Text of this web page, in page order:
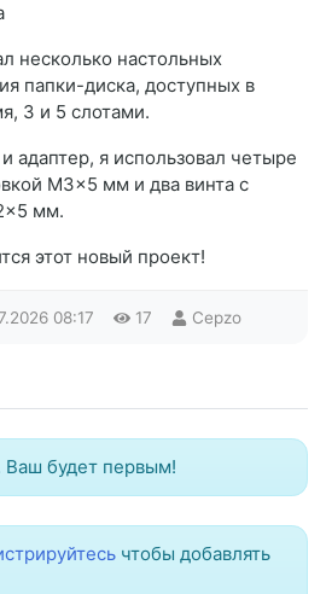
несколько настольных
папки-диска, доступных в
3 и 5 слотами.
адаптер, я использовал четыре
M3x5 мм и два винта с
мм.
этот новый проект!
08:17 17 Cepzo
Ваш будет первым!
чтобы добавлять